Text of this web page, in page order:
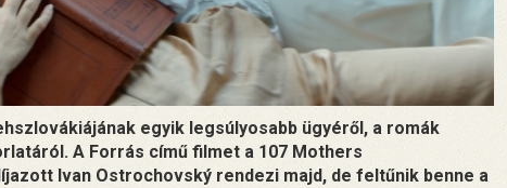
egyik legsúlyosabb ügyéről, a romák
A Forrás című filmet a 107 Mothers
Ivan Ostrochovský rendezi majd, de feltűnik benne a